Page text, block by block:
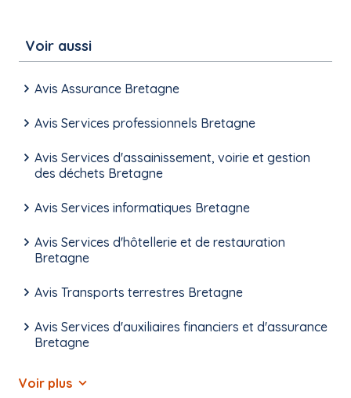
Voir aussi
Avis Assurance Bretagne
Avis Services professionnels Bretagne
Avis Services d'assainissement, voirie et gestion
des déchets Bretagne
Avis Services informatiques Bretagne
Avis Services d'hôtellerie et de restauration
Bretagne
Avis Transports terrestres Bretagne
Avis Services d'auxiliaires financiers et d'assurance
Bretagne
Voir plus